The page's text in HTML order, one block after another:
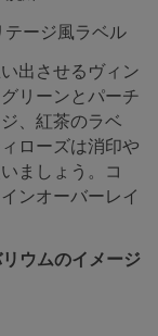
ージ風ラベル
出させるヴィン
リーンとパーチ
、紅茶のラベ
ローズは消印や
ましょう。コ
ンオーバーレイ
ウムのイメージ